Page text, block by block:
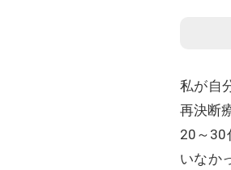
私が自
再決断
20～30
いなか